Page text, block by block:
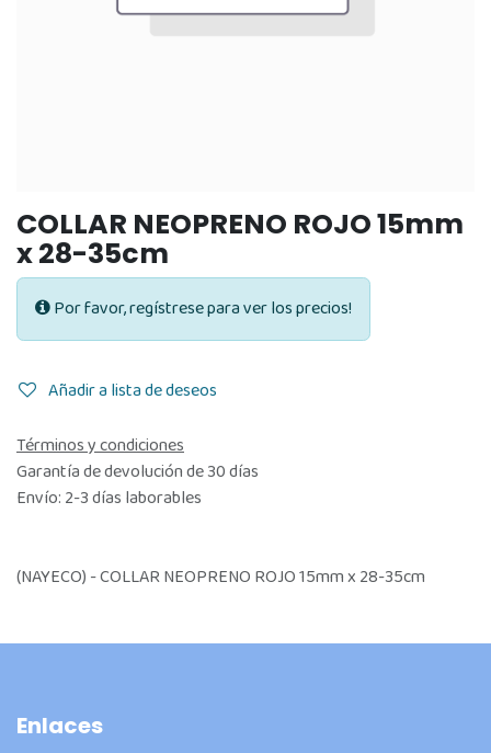
COLLAR NEOPRENO ROJO 15mm
x 28-35cm
Por favor, regístrese para ver los precios!
Añadir a lista de deseos
Términos y condiciones
Garantía de devolución de 30 días
Envío: 2-3 días laborables
(NAYECO) - COLLAR NEOPRENO ROJO 15mm x 28-35cm
Enlaces